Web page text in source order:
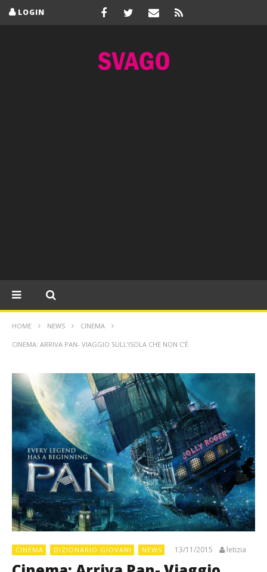
LOGIN
HOME NEWS CINEMA
CINEMA: ARRIVA PAN- VIAGGIO SULL’ISOLA CHE NON C’È
CINEMA DIZIONARIO GIOVANI NEWS 13/11/2015 letizia